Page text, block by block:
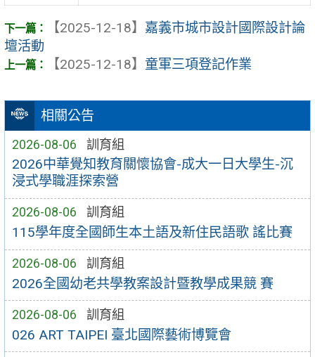
相關公告
2026-08-06 訓育組
2026中華覺知教育關懷協會-成大一日大學生-沉
浸式學職涯探索營
2026-08-06 訓育組
115學年度全國師生本土語及新住民語歌 謠比賽
2026-08-06 訓育組
2026全國幼老共學教案設計暨教學成果競 賽
2026-08-06 訓育組
026 ART TAIPEI 臺北國際藝術博覽會
【2025-12-18】 嘉義市城市設計國際設計論
壇活動
【2025-12-18】 童軍三項登記作業